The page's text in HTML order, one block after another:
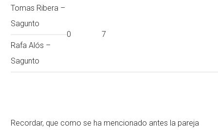
Tomas Ribera –
Sagunto
0
7
Rafa Alós –
Sagunto
Recordar, que como se ha mencionado antes la pareja